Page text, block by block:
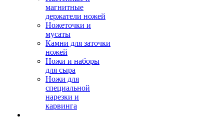
магнитные
держатели ножей
Ножеточки и
мусаты
Камни для заточки
ножей
Ножи и наборы
для сыра
Ножи для
специальной
нарезки и
карвинга